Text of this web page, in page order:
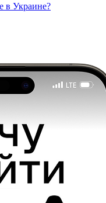
в Украине?